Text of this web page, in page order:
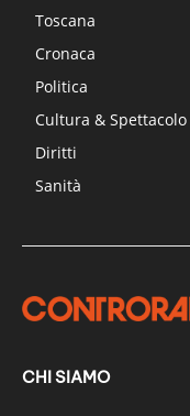
Toscana
Cronaca
Politica
Cultura & Spettacolo
Diritti
Sanità
CHI SIAMO